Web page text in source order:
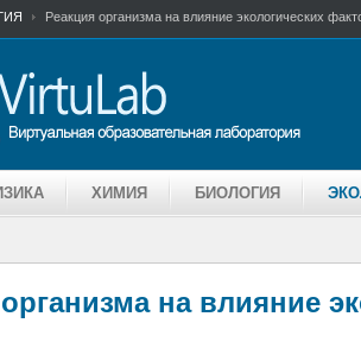
Реакция организма на влияние экологических
ХИМИЯ БИОЛОГИЯ
на влияние